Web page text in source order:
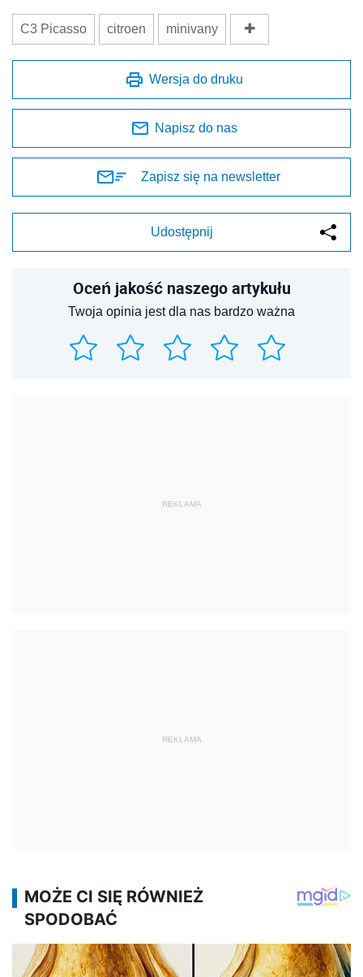
C3 Picasso citroen minivany
Wersja do druku
Napisz do nas
Zapisz się na newsletter
Udostępnij
Oceń jakość naszego artykułu
Twoja opinia jest dla nas bardzo ważna
REKLAMA
REKLAMA